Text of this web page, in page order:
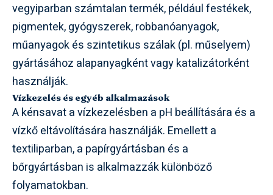
vegyiparban számtalan termék, például festékek,
pigmentek, gyógyszerek, robbanóanyagok,
műanyagok és szintetikus szálak (pl. műselyem)
gyártásához alapanyagként vagy katalizátorként
használják.
Vízkezelés és egyéb alkalmazások
A kénsavat a vízkezelésben a pH beállítására és a
vízkő eltávolítására használják. Emellett a
textiliparban, a papírgyártásban és a
bőrgyártásban is alkalmazzák különböző
folyamatokban.